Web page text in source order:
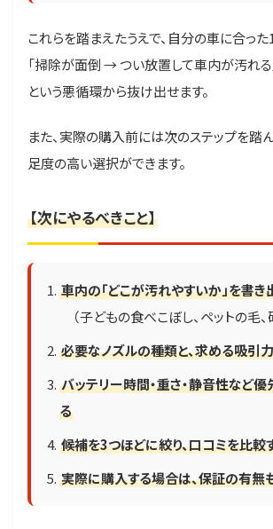
これらを踏まえたうえで、自分の車に合った
「掃除が面倒 → つい放置して車内が汚れる
という悪循環から抜け出せます。
また、実際の購入前には次のステップを踏ん
足度の高い選択ができます。
【次にやるべきこと】
車内の「どこが汚れやすいか」を書き
（子どもの食べこぼし、ペットの毛、
必要なノズルの種類と、求める吸引
バッテリー時間・重さ・静音性など
る
候補を3つほどに絞り、口コミを比較
実際に購入する場合は、保証の有無